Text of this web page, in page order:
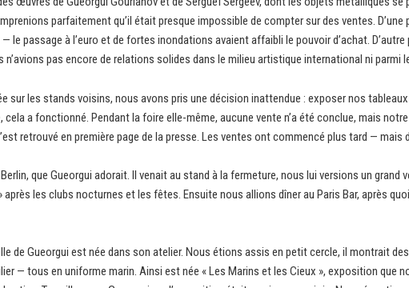
parfaitement qu’il était presque impossible de compter sur des ventes. D’une
le passage à l’euro et de fortes inondations avaient affaibli le pouvoir d’achat. D’autre
n’avions pas encore de relations solides dans le milieu artistique international ni parmi
sur les stands voisins, nous avons pris une décision inattendue : exposer nos
cela a fonctionné. Pendant la foire elle-même, aucune vente n’a été conclue, mais
retrouvé en première page de la presse. Les ventes ont commencé plus tard — mais
que Gueorgui adorait. Il venait au stand à la fermeture, nous lui versions un grand
les clubs nocturnes et les fêtes. Ensuite nous allions dîner au Paris Bar, après
de Gueorgui est née dans son atelier. Nous étions assis en petit cercle, il montrait
— tous en uniforme marin. Ainsi est née « Les Marins et les Cieux », exposition que